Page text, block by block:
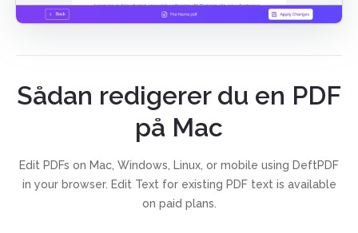
Sådan redigerer du en PDF
på Mac
Edit PDFs on Mac, Windows, Linux, or mobile using DeftPDF
in your browser. Edit Text for existing PDF text is available
on paid plans.